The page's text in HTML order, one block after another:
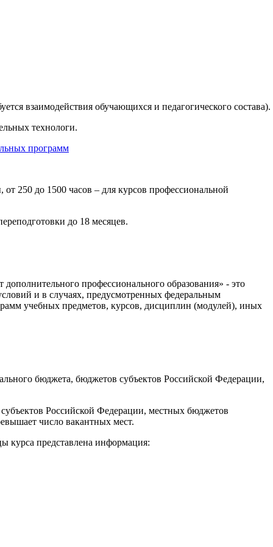
взаимодействия обучающихся и педагогического состава).
технологи.
программ
250 до 1500 часов – для курсов профессиональной
до 18 месяцев.
профессионального образования» - это
и в случаях, предусмотренных федеральным
учебных предметов, курсов, дисциплин (модулей), иных
бюджета, бюджетов субъектов Российской Федерации,
Российской Федерации, местных бюджетов
число вакантных мест.
представлена информация: